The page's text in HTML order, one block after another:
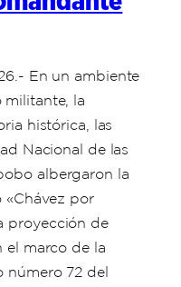
En un ambiente
la
histórica, las
Nacional de las
albergaron la
«Chávez por
proyección de
el marco de la
número 72 del